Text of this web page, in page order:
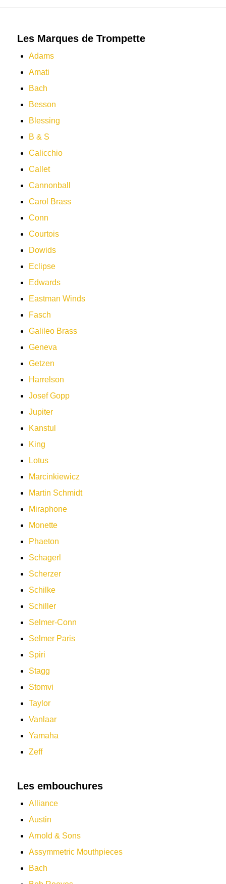
Les Marques de Trompette
Adams
Amati
Bach
Besson
Blessing
B & S
Calicchio
Callet
Cannonball
Carol Brass
Conn
Courtois
Dowids
Eclipse
Edwards
Eastman Winds
Fasch
Galileo Brass
Geneva
Getzen
Harrelson
Josef Gopp
Jupiter
Kanstul
King
Lotus
Marcinkiewicz
Martin Schmidt
Miraphone
Monette
Phaeton
Schagerl
Scherzer
Schilke
Schiller
Selmer-Conn
Selmer Paris
Spiri
Stagg
Stomvi
Taylor
Vanlaar
Yamaha
Zeff
Les embouchures
Alliance
Austin
Arnold & Sons
Assymmetric Mouthpieces
Bach